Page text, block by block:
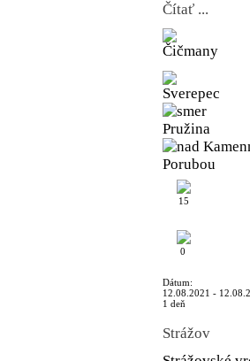
Čítať ...
15
0
Dátum:
12.08.2021 -
1 deň
Strážov